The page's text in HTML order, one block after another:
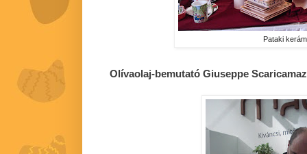
Pataki
Olívaolaj-bemutató Giuseppe